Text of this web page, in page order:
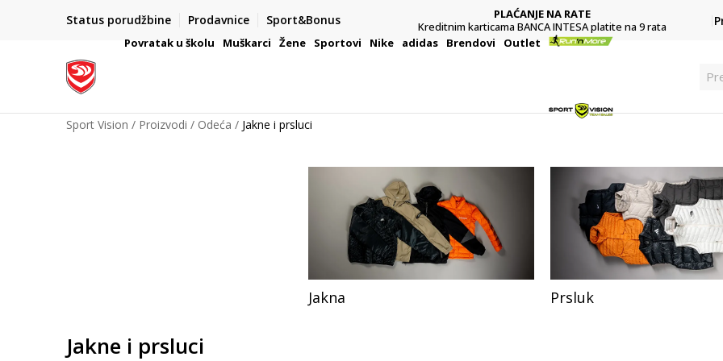
Status porudžbine Prodavnice Sport&Bonus
VAŽNO OBAVEŠTENJE ZA POTROŠAČE
PLAĆANJE NA RATE
Kreditnim karticama BANCA INTESA platite na 9 rata
Povratak u školu Muškarci Žene Sportovi Nike adidas Brendovi Outlet
Sport Vision Proizvodi Odeća Jakne i prsluci
Jakna Prsluk
Jakne i prsluci